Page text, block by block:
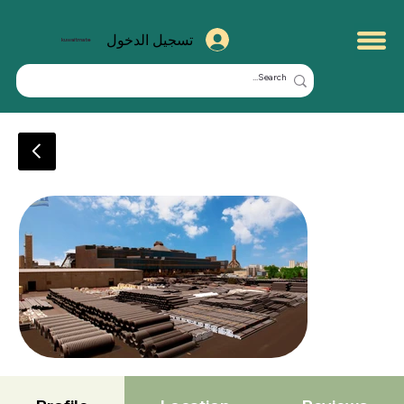
kuwaitmate تسجيل الدخول